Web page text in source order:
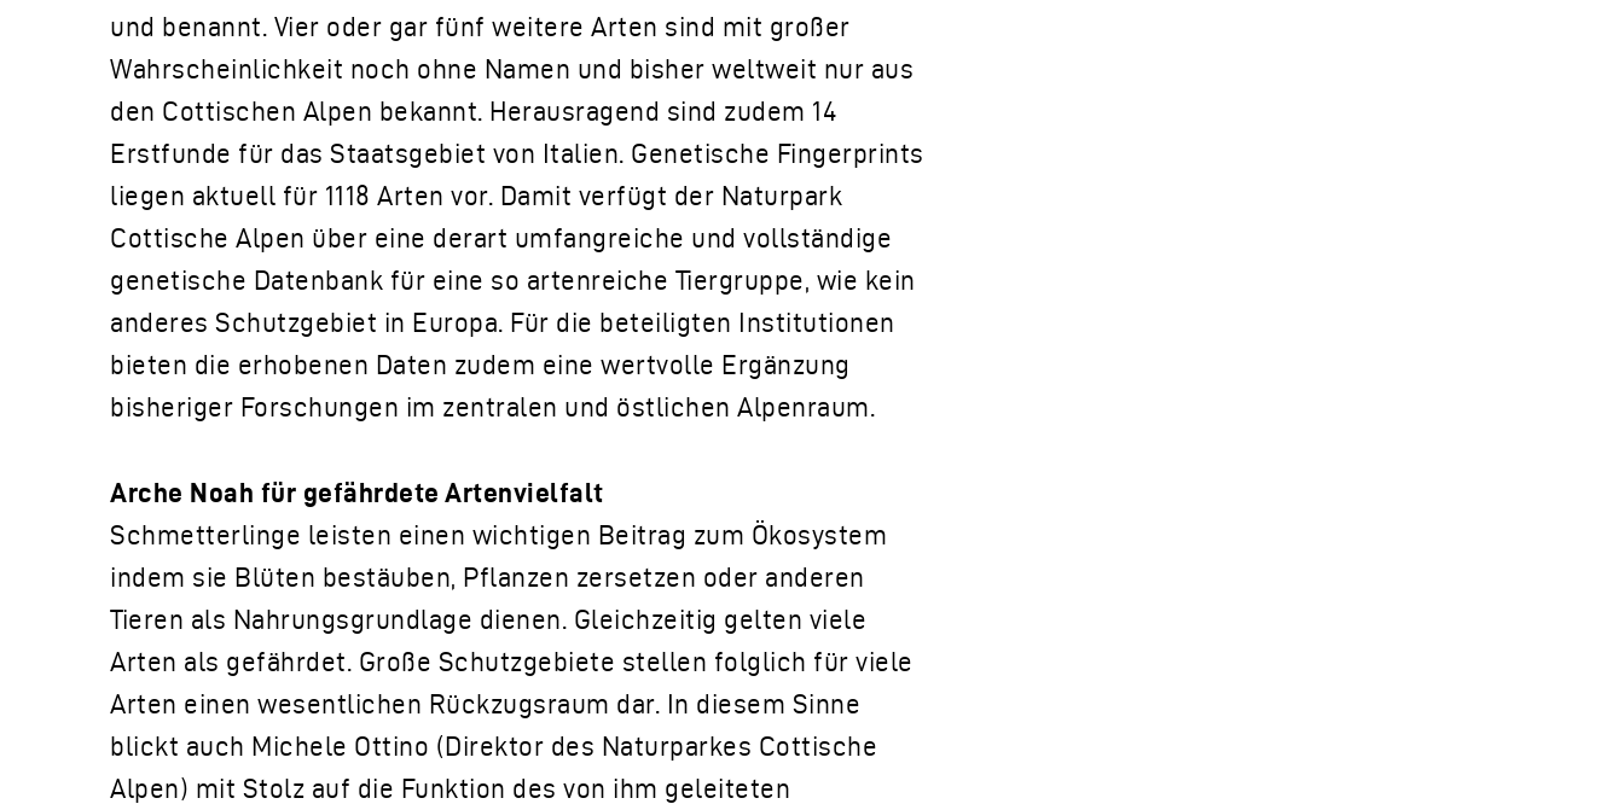
und benannt. Vier oder gar fünf weitere Arten sind mit großer
Wahrscheinlichkeit noch ohne Namen und bisher weltweit nur aus
den Cottischen Alpen bekannt. Herausragend sind zudem 14
Erstfunde für das Staatsgebiet von Italien. Genetische Fingerprints
liegen aktuell für 1118 Arten vor. Damit verfügt der Naturpark
Cottische Alpen über eine derart umfangreiche und vollständige
genetische Datenbank für eine so artenreiche Tiergruppe, wie kein
anderes Schutzgebiet in Europa. Für die beteiligten Institutionen
bieten die erhobenen Daten zudem eine wertvolle Ergänzung
bisheriger Forschungen im zentralen und östlichen Alpenraum.
Arche Noah für gefährdete Artenvielfalt
Schmetterlinge leisten einen wichtigen Beitrag zum Ökosystem
indem sie Blüten bestäuben, Pflanzen zersetzen oder anderen
Tieren als Nahrungsgrundlage dienen. Gleichzeitig gelten viele
Arten als gefährdet. Große Schutzgebiete stellen folglich für viele
Arten einen wesentlichen Rückzugsraum dar. In diesem Sinne
blickt auch Michele Ottino (Direktor des Naturparkes Cottische
Alpen) mit Stolz auf die Funktion des von ihm geleiteten